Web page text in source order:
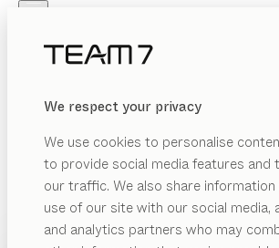
We respect your privacy
We use cookies to personalise
to provide social media features and
our traffic. We also share
use of our site with our social media,
and analytics partners who may
PRODUKTE
INSPIRATION
HÄNDLER